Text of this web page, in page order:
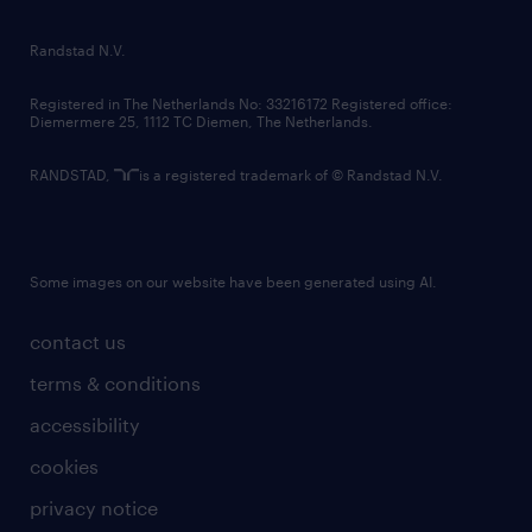
randstad innovation fund
country websites
contact us
terms & conditions
accessibility
cookies
privacy notice
Randstad N.V.
Registered in The Netherlands No: 33216172 Registered office:
Diemermere 25, 1112 TC Diemen, The Netherlands.
RANDSTAD, is a registered trademark of © Randstad N.V.
Some images on our website have been generated using AI.